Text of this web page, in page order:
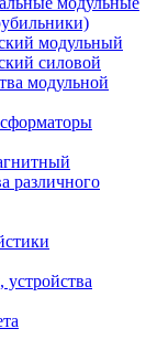
модульный
силовой
модульной
различного
устройства